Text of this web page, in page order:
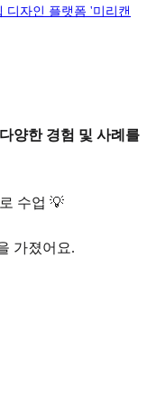
디자인 플랫폼 '미리캔
양한 경험 및 사례를
수업 💡
가졌어요.